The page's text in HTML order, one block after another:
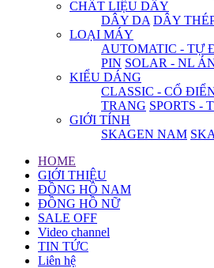
CHẤT LIỆU DÂY
DÂY DA DÂY
LOẠI MÁY
AUTOMATIC - TỰ
PIN SOLAR - NL
KIỂU DÁNG
CLASSIC - CỔ
TRANG SPORTS -
GIỚI TÍNH
SKAGEN NAM
HOME
GIỚI THIỆU
ĐỒNG HỒ NAM
ĐỒNG HỒ NỮ
SALE OFF
Video channel
TIN TỨC
Liên hệ